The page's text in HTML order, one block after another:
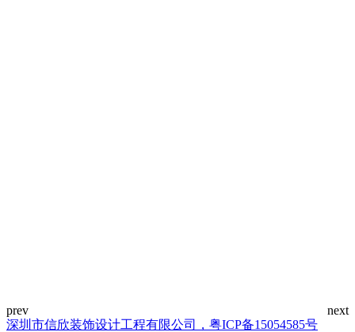
深圳市信欣装饰设计工程有限公司，粤ICP备15054585号